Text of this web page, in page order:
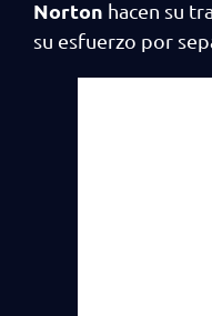
Norton hacen su
su esfuerzo por